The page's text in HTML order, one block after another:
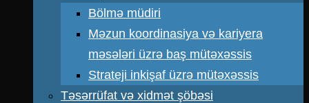
Bölmə müdiri
Məzun koordinasiya və kariyera
məsələri üzrə baş mütəxəssis
Strateji inkişaf üzrə mütəxəssis
Təsərrüfat və xidmət şöbəsi